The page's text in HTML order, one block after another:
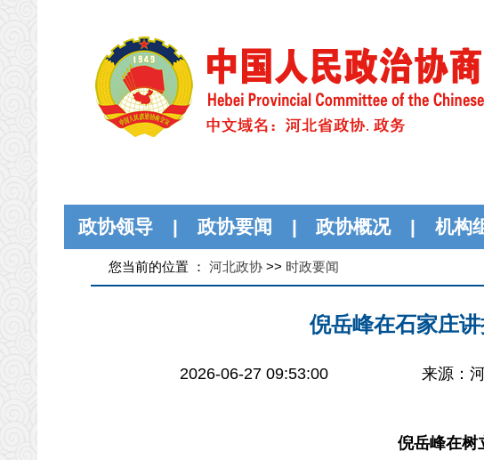
政协领导 | 政协要闻 | 政协概况 | 机构
您当前的位置 ： 河北政协 >> 时政要闻
倪岳峰在石家庄
2026-06-27 09:53:00 来源：
倪岳峰在树